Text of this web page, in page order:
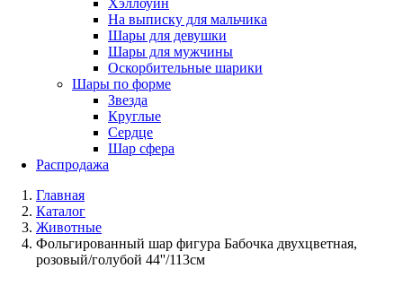
На выписку для мальчика
Шары для девушки
Шары для мужчины
Оскорбительные шарики
Шары по форме
Звезда
Круглые
Сердце
Шар сфера
Распродажа
Главная
Каталог
Животные
Фольгированный шар фигура Бабочка двухцветная,
розовый/голубой 44''/113см